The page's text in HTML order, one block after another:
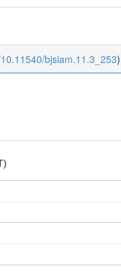
bjsiam.11.3_253)